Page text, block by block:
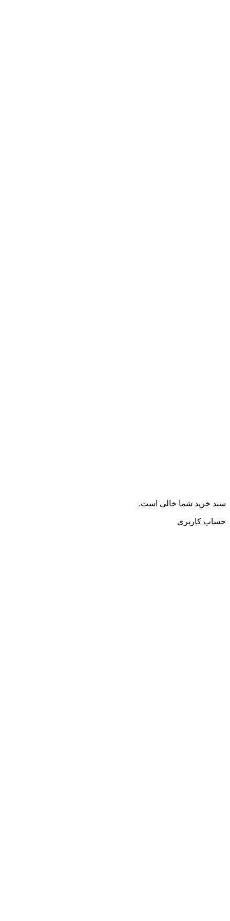
سبد خرید شما خالی است.
حساب کاربری